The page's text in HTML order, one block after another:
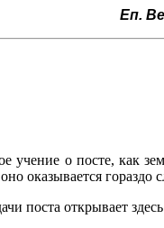
Еп.
учение о посте, как
оказывается гораздо
поста открывает